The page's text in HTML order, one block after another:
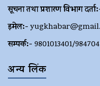
सूचना तथा प्रशारण विभाग
इमेल:-
सम्पर्क:- 9801013401/
अन्य लिंक